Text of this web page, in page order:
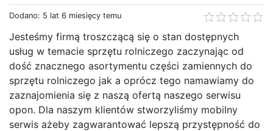
Dodano: 5 lat 6 miesięcy temu
Jesteśmy firmą troszczącą się o stan dostępnych
usług w temacie sprzętu rolniczego zaczynając od
dość znacznego asortymentu części zamiennych do
sprzętu rolniczego jak a oprócz tego namawiamy do
zaznajomienia się z naszą ofertą naszego serwisu
opon. Dla naszym klientów stworzyliśmy mobilny
serwis ażeby zagwarantować lepszą przystępność do